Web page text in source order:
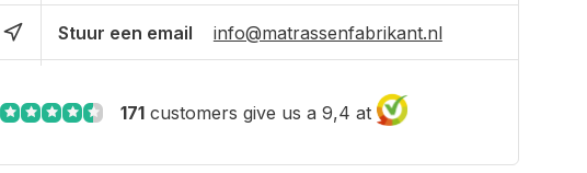
Stuur een email info@matrassenfabrikant.nl
171 customers give us a 9,4 at